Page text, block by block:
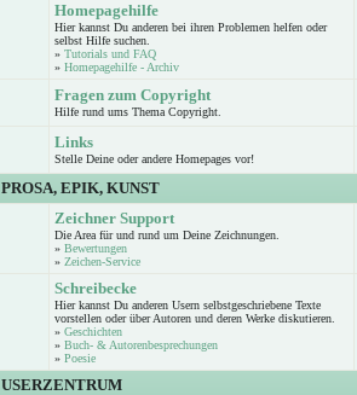
Homepagehilfe
Hier kannst Du anderen bei ihren Problemen helfen oder
selbst Hilfe suchen.
» Tutorials und FAQ
» Homepagehilfe - Archiv
Fragen zum Copyright
Hilfe rund ums Thema Copyright.
Links
Stelle Deine oder andere Homepages vor!
PROSA, EPIK, KUNST
Zeichner Support
Die Area für und rund um Deine Zeichnungen.
» Bewertungen
» Zeichen-Service
Schreibecke
Hier kannst Du anderen Usern selbstgeschriebene Texte
vorstellen oder über Autoren und deren Werke diskutieren.
» Geschichten
» Buch- & Autorenbesprechungen
» Poesie
USERZENTRUM